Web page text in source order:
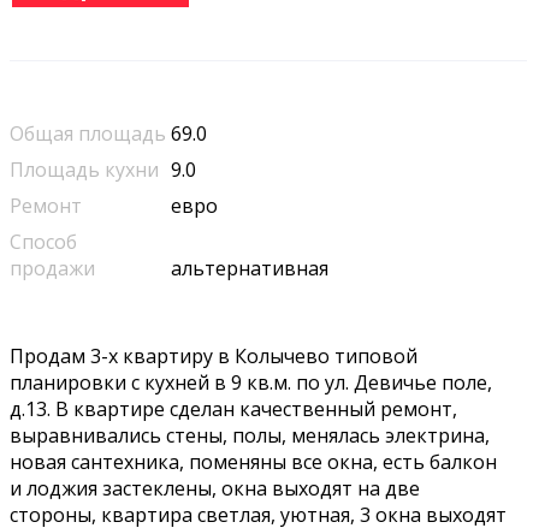
Общая площадь 69.0
Площадь кухни 9.0
Ремонт
евро
Способ
продажи
альтернативная
Продам 3-х квартиру в Колычево типовой
планировки с кухней в 9 кв.м. по ул. Девичье поле,
д.13. В квартире сделан качественный ремонт,
выравнивались стены, полы, менялась электрина,
новая сантехника, поменяны все окна, есть балкон
и лоджия застеклены, окна выходят на две
стороны, квартира светлая, уютная, 3 окна выходят